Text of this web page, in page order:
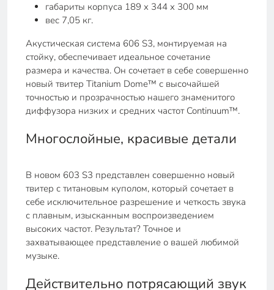
габариты корпуса 189 x 344 x 300 мм
вес 7,05 кг.
Акустическая система 606 S3, монтируемая на
стойку, обеспечивает идеальное сочетание
размера и качества. Он сочетает в себе совершенно
новый твитер Titanium Dome™ с высочайшей
точностью и прозрачностью нашего знаменитого
диффузора низких и средних частот Continuum™.
Многослойные, красивые детали
В новом 603 S3 представлен совершенно новый
твитер с титановым куполом, который сочетает в
себе исключительное разрешение и четкость звука
с плавным, изысканным воспроизведением
высоких частот. Результат? Точное и
захватывающее представление о вашей любимой
музыке.
Действительно потрясающий звук